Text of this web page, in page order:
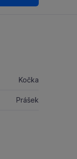
Kočka
Prášek